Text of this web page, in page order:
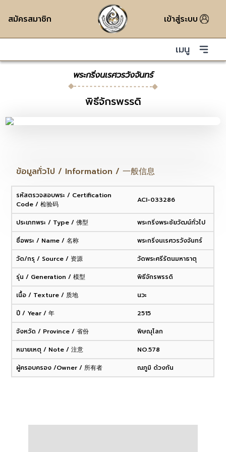
สมัครสมาชิก เข้าสู่ระบบ
เมนู
พระกริ่งนเรศวรวังจันทร์
พิธีจักรพรรดิ
ข้อมูลทั่วไป / Information / 一般信息
รหัสตรวจสอบพระ / Certification
Code / 检验码
ACI-033286
ประเภทพระ / Type / 佛型
พระกริ่งพระชัยวัฒน์ทั่วไป
ชื่อพระ / Name / 名称
พระกริ่งนเรศวรวังจันทร์
วัด/กรุ / Source / 资源
วัดพระศรีรัตนมหาธาตุ
รุ่น / Generation / 模型
พิธีจักรพรรดิ
เนื้อ / Texture / 质地
นวะ
ปี / Year / 年
2515
จังหวัด / Province / 省份
พิษณุโลก
หมายเหตุ / Note / 注意
NO.578
ผู้ครอบครอง /Owner / 所有者
ณภูมิ ด้วงกัน